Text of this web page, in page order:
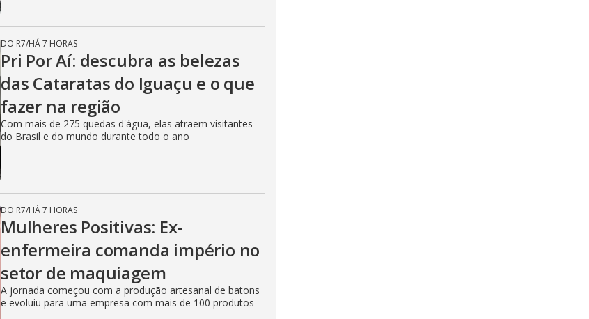
DO R7/HÁ 7 HORAS
Pri Por Aí: descubra as belezas
das Cataratas do Iguaçu e o que
fazer na região
Com mais de 275 quedas d'água, elas atraem visitantes
do Brasil e do mundo durante todo o ano
DO R7/HÁ 7 HORAS
Mulheres Positivas: Ex-
enfermeira comanda império no
setor de maquiagem
A jornada começou com a produção artesanal de batons
e evoluiu para uma empresa com mais de 100 produtos